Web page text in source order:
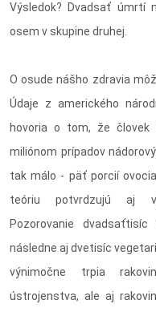
Výsledok? Dvadsať úmrtí
osem v skupine druhej.
O osude nášho zdravia
Údaje z amerického
hovoria o tom, že
miliónom prípadov
tak málo - päť porcií
teóriu potvrdzujú aj
Pozorovanie
následne aj dvetisíc
výnimočne trpia
ústrojenstva, ale aj